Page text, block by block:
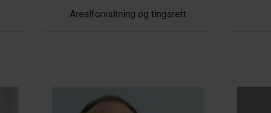
Arealforvaltning og tingsrett